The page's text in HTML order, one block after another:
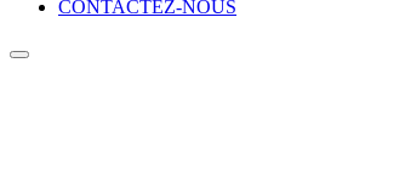
CONTACTEZ-NOUS